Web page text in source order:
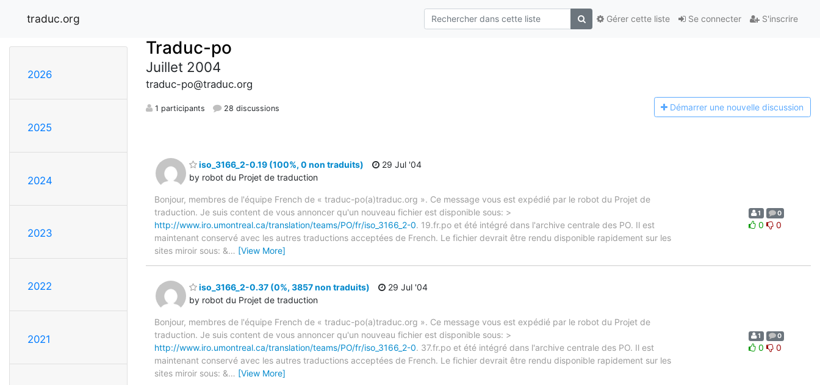
traduc.org Se connecter S'inscrire
Gérer cette liste
2026
2025
2024
2023
2022
2021
Traduc-po
Juillet 2004
traduc-po@traduc.org
1 participants 28 discussions Démarrer une nouvelle discussion
iso_3166_2-0.19 (100%, 0 non traduits)
by robot du Projet de traduction
29 Jul '04
Bonjour, membres de l'équipe French de « traduc-po(a)traduc.org ». Ce message vous est expédié par le robot du Projet de
traduction. Je suis content de vous annoncer qu'un nouveau fichier est disponible sous: >
http://www.iro.umontreal.ca/translation/teams/PO/fr/iso_3166_2-0. 19.fr.po et été intégré dans l'archive centrale des PO. Il est
maintenant conservé avec les autres traductions acceptées de French. Le fichier devrait être rendu disponible rapidement sur les
sites miroir sous: &… [View More]
1 0
0 0
iso_3166_2-0.37 (0%, 3857 non traduits)
by robot du Projet de traduction
29 Jul '04
Bonjour, membres de l'équipe French de « traduc-po(a)traduc.org ». Ce message vous est expédié par le robot du Projet de
traduction. Je suis content de vous annoncer qu'un nouveau fichier est disponible sous: >
http://www.iro.umontreal.ca/translation/teams/PO/fr/iso_3166_2-0. 37.fr.po et été intégré dans l'archive centrale des PO. Il est
maintenant conservé avec les autres traductions acceptées de French. Le fichier devrait être rendu disponible rapidement sur les
sites miroir sous: &… [View More]
1 0
0 0